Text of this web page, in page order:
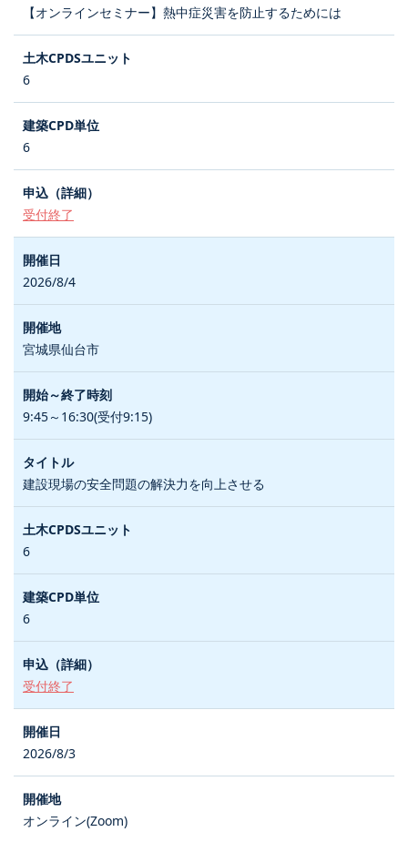
【オンラインセミナー】熱中症災害を防止するためには
6
6
受付終了
2026/8/4
宮城県仙台市
9:45～16:30(受付9:15)
建設現場の安全問題の解決力を向上させる
6
6
受付終了
2026/8/3
オンライン(Zoom)